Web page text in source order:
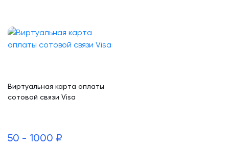
Виртуальная карта оплаты
сотовой связи Visa
50 - 1000 ₽